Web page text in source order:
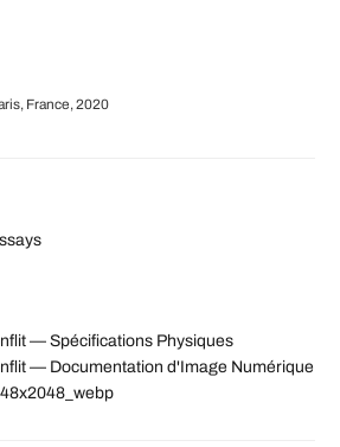
France, 2020
— Spécifications Physiques
— Documentation d'Image Numérique